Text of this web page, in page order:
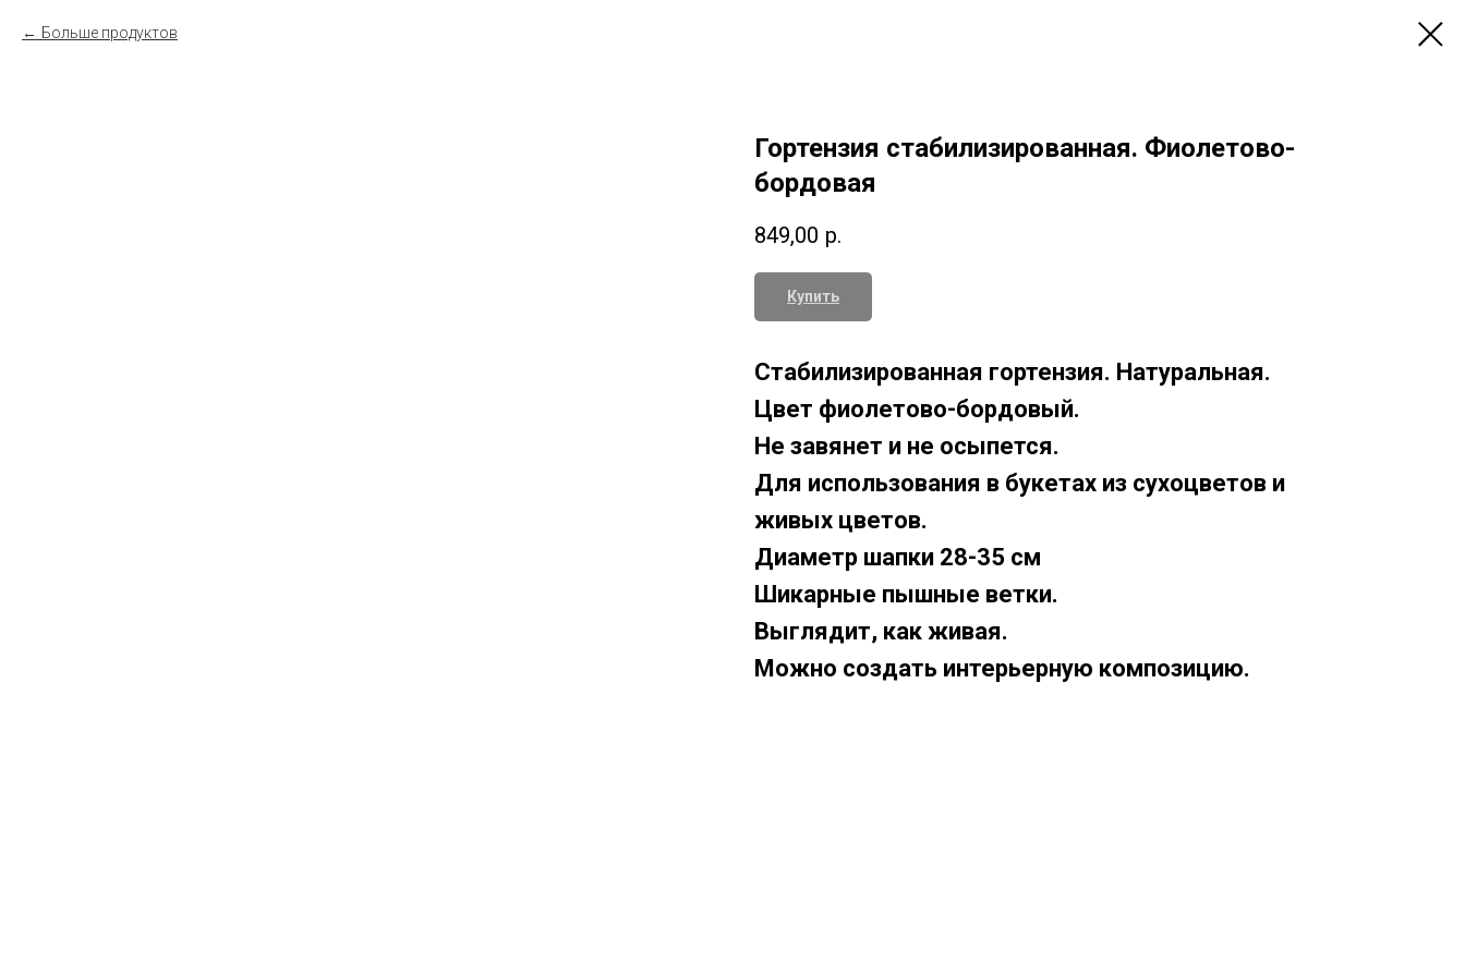
Больше продуктов
Гортензия стабилизированная. Фиолетово-
бордовая
849,00 р.
Купить
Стабилизированная гортензия. Натуральная.
Цвет фиолетово-бордовый.
Не завянет и не осыпется.
Для использования в букетах из сухоцветов и
живых цветов.
Диаметр шапки 28-35 см
Шикарные пышные ветки.
Выглядит, как живая.
Можно создать интерьерную композицию.